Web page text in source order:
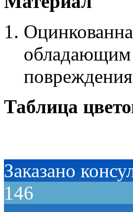
обладающим
Таблица
Заказано
146